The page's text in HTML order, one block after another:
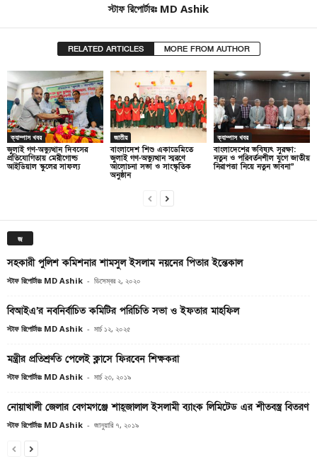
স্টাফ রিপোর্টারঃ MD Ashik
RELATED ARTICLES MORE FROM AUTHOR
ক্যাম্পাস খবর
জুলাই গণ-অভ্যুত্থান দিবসের
প্রতিযোগিতায় মেরীগোল্ড
আইডিয়াল স্কুলের সাফল্য
জাতীয়
বাংলাদেশ শিশু একাডেমিতে
জুলাই গণ-অভ্যুত্থান স্মরণে
আলোচনা সভা ও সাংস্কৃতিক
অনুষ্ঠান
ক্যাম্পাস খবর
বাংলাদেশের ভবিষ্যৎ সুরক্ষা:
নতুন ও পরিবর্তনশীল যুগে জাতীয়
নিরাপত্তা নিয়ে নতুন ভাবনা”
জ
সহকারী পুলিশ কমিশনার শামসুল ইসলাম নয়নের পিতার ইন্তেকাল
স্টাফ রিপোর্টারঃ MD Ashik - ডিসেম্বর ২, ২০২০
বিআইএ’র নবনির্বাচিত কমিটির পরিচিতি সভা ও ইফতার মাহফিল
স্টাফ রিপোর্টারঃ MD Ashik - মার্চ ১২, ২০২৫
মন্ত্রীর প্রতিশ্রুতি পেলেই ক্লাসে ফিরবেন শিক্ষকরা
স্টাফ রিপোর্টারঃ MD Ashik - মার্চ ২৩, ২০১৯
নোয়াখালী জেলার বেগমগঞ্জে শাহ্জালাল ইসলামী ব্যাংক লিমিটেড এর শীতবস্ত্র বিতরণ
স্টাফ রিপোর্টারঃ MD Ashik - জানুয়ারি ৭, ২০১৯